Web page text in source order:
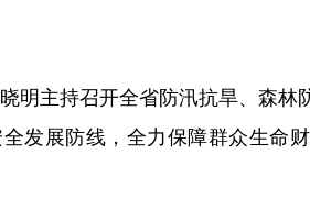
主持召开全省防汛抗旱、森林
发展防线，全力保障群众生命